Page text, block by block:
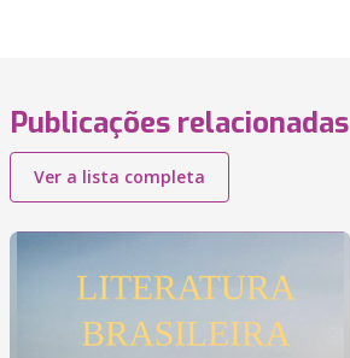
Publicações relacionadas
Ver a lista completa